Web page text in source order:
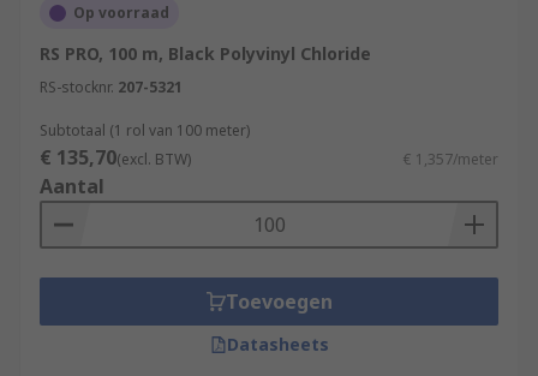
Op voorraad
RS PRO, 100 m, Black Polyvinyl Chloride
RS-stocknr. 207-5321
Subtotaal (1 rol van 100 meter)
€ 135,70(excl. BTW) € 1,357/meter
Aantal
Toevoegen
Datasheets